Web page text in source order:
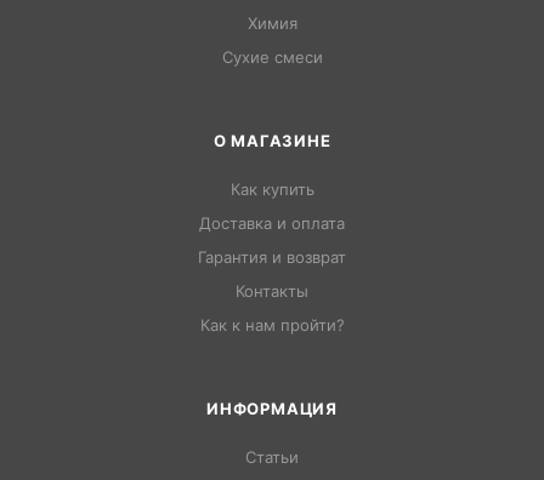
Химия
Сухие смеси
О МАГАЗИНЕ
Как купить
Доставка и оплата
Гарантия и возврат
Контакты
Как к нам пройти?
ИНФОРМАЦИЯ
Статьи